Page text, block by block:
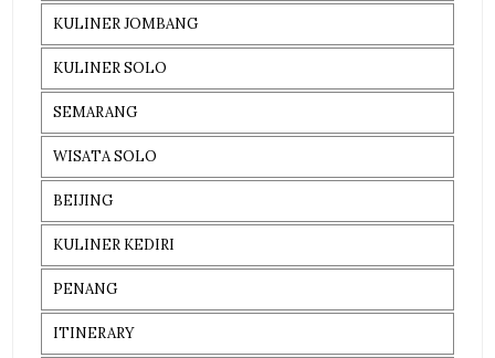
KULINER JOMBANG
KULINER SOLO
SEMARANG
WISATA SOLO
BEIJING
KULINER KEDIRI
PENANG
ITINERARY